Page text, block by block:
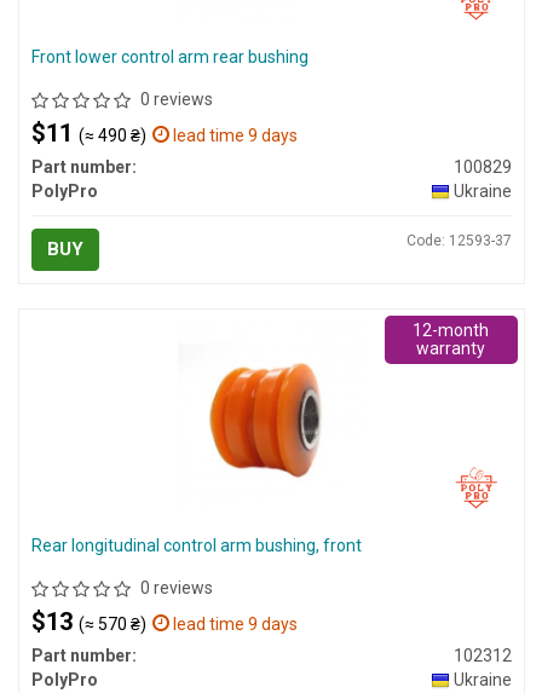
Front lower control arm rear bushing
0 reviews
$11 (≈ 490 ₴)
lead time 9 days
Part number:
100829
PolyPro
Ukraine
BUY Code: 12593-37
Rear longitudinal control arm bushing, front
0 reviews
$13 (≈ 570 ₴)
lead time 9 days
Part number:
102312
PolyPro
Ukraine
12-month
warranty